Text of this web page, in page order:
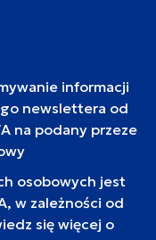
informacji
newslettera od
na podany przeze
osobowych jest
w zależności od
się więcej o